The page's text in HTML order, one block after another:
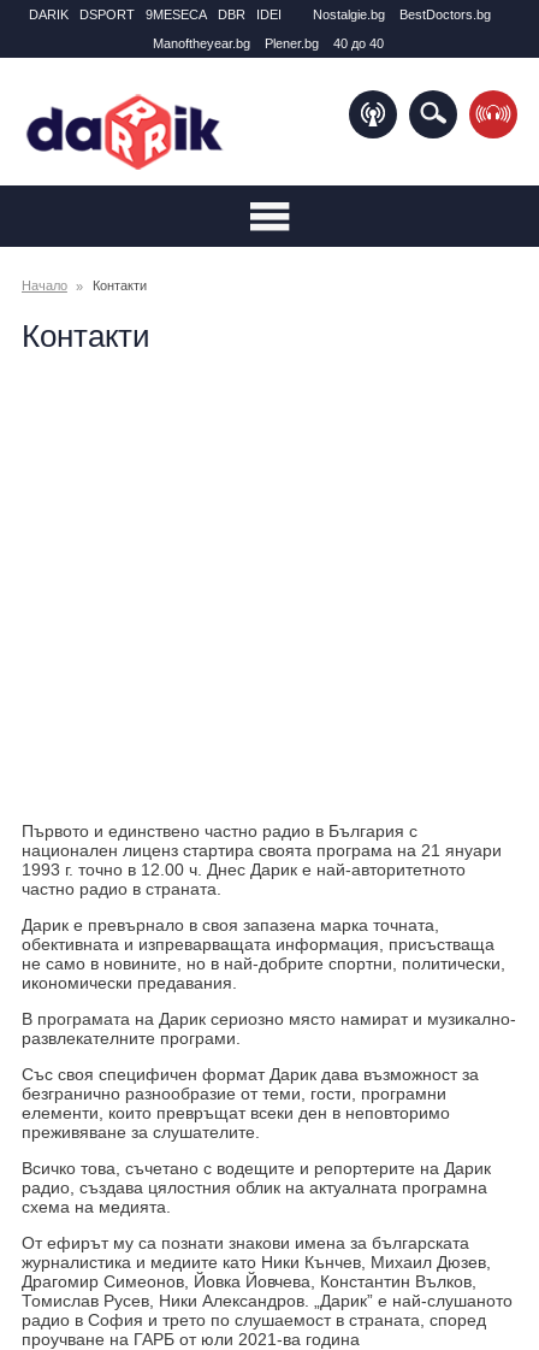
DARIK DSPORT 9MESECA DBR IDEI Nostalgie.bg
BestDoctors.bg
Manоftheyear.bg
Plener.bg 40 до 40
Контакти
Начало Контакти
Първото и единствено частно радио в България с
национален лиценз стартира своята програма на 21 януари
1993 г. точно в 12.00 ч. Днес Дарик е най-авторитетното
частно радио в страната.
Дарик е превърнало в своя запазена марка точната,
обективната и изпреварващата информация, присъстваща
не само в новините, но в най-добрите спортни, политически,
икономически предавания.
В програмата на Дарик сериозно място намират и музикално-
развлекателните програми.
Със своя специфичен формат Дарик дава възможност за
безгранично разнообразие от теми, гости, програмни
елементи, които превръщат всеки ден в неповторимо
преживяване за слушателите.
Всичко това, съчетано с водещите и репортерите на Дарик
радио, създава цялостния облик на актуалната програмна
схема на медията.
От ефирът му са познати знакови имена за българската
журналистика и медиите като Ники Кънчев, Михаил Дюзев,
Драгомир Симеонов, Йовка Йовчева, Константин Вълков,
Томислав Русев, Ники Александров. „Дарик” е най-слушаното
радио в София и трето по слушаемост в страната, според
проучване на ГАРБ от юли 2021-ва година